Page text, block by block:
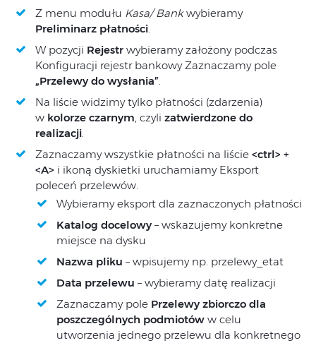
Z menu modułu Kasa/ Bankwybieramy
Preliminarz płatności.
W pozycji Rejestr wybieramy założony podczas
Konfiguracji rejestr bankowy Zaznaczamy pole
„Przelewy do wysłania”.
Na liście widzimy tylko płatności (zdarzenia)
w kolorze czarnym, czyli zatwierdzone do
realizacji.
Zaznaczamy wszystkie płatności na liście <ctrl> +
<A> i ikoną dyskietki uruchamiamy Eksport
poleceń przelewów.
Wybieramy eksport dla zaznaczonych płatności
Katalog docelowy – wskazujemy konkretne
miejsce na dysku
Nazwa pliku – wpisujemy np. przelewy_etat
Data przelewu – wybieramy datę realizacji
Zaznaczamy pole Przelewy zbiorczo dla
poszczególnych podmiotów w celu
utworzenia jednego przelewu dla konkretnego